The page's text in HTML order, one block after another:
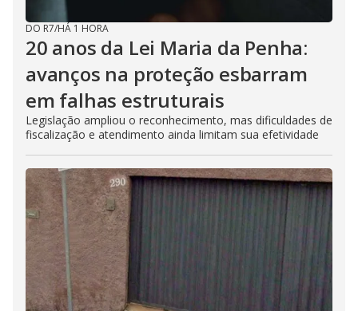
DO R7/HÁ 1 HORA
20 anos da Lei Maria da Penha:
avanços na proteção esbarram
em falhas estruturais
Legislação ampliou o reconhecimento, mas dificuldades de
fiscalização e atendimento ainda limitam sua efetividade